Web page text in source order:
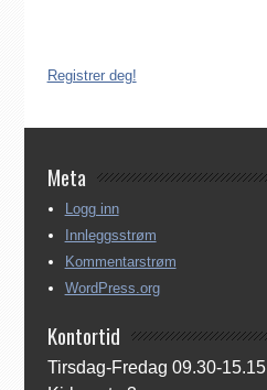
Registrer deg!
Meta
Logg inn
Innleggsstrøm
Kommentarstrøm
WordPress.org
Kontortid
Tirsdag-Fredag 09.30-15.15